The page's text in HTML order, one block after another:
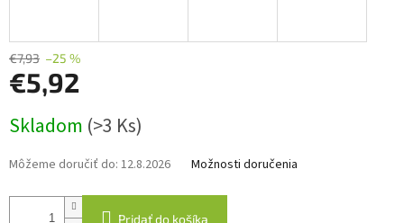
€7,93 –25 %
€5,92
cena:
Skladom (>3 Ks)
Môžeme doručiť do: 12.8.2026 Možnosti doručenia
Pridať do košíka